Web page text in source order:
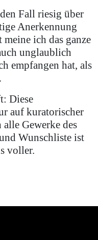
Fall riesig über
Anerkennung
ich das ganze
unglaublich
empfangen hat, als
Diese
auf kuratorischer
alle Gewerke des
Wunschliste ist
voller.